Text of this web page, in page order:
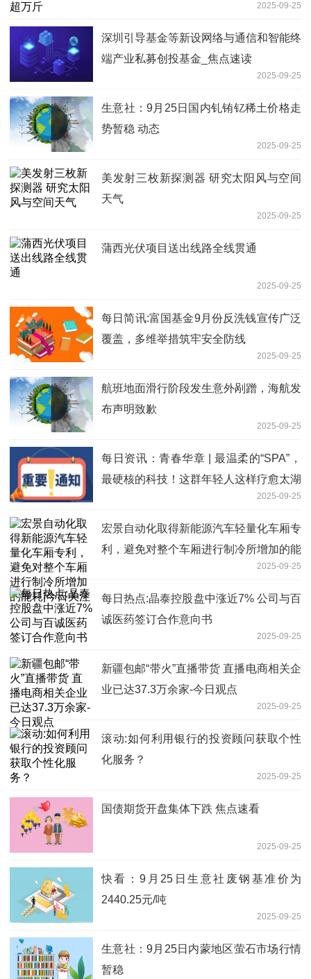
2025-09-25
深圳引导基金等新设网络与通信和智能终
端产业私募创投基金_焦点速读
2025-09-25
生意社：9月25日国内钆铕钇稀土价格走
势暂稳 动态
2025-09-25
美发射三枚新探测器 研究太阳风与空间
天气
2025-09-25
蒲西光伏项目送出线路全线贯通
2025-09-25
每日简讯:富国基金9月份反洗钱宣传广泛
覆盖，多维举措筑牢安全防线
2025-09-25
航班地面滑行阶段发生意外剐蹭，海航发
布声明致歉
2025-09-25
每日资讯：青春华章 | 最温柔的“SPA”，
最硬核的科技！这群年轻人这样疗愈太湖
2025-09-25
宏景自动化取得新能源汽车轻量化车厢专
利，避免对整个车厢进行制冷所增加的能
2025-09-25
每日热点:晶泰控股盘中涨近7% 公司与百
诚医药签订合作意向书
2025-09-25
新疆包邮“带火”直播带货 直播电商相关企
业已达37.3万余家-今日观点
2025-09-25
滚动:如何利用银行的投资顾问获取个性
化服务？
2025-09-25
国债期货开盘集体下跌 焦点速看
2025-09-25
快看：9月25日生意社废钢基准价为
2440.25元/吨
2025-09-25
生意社：9月25日内蒙地区萤石市场行情
暂稳